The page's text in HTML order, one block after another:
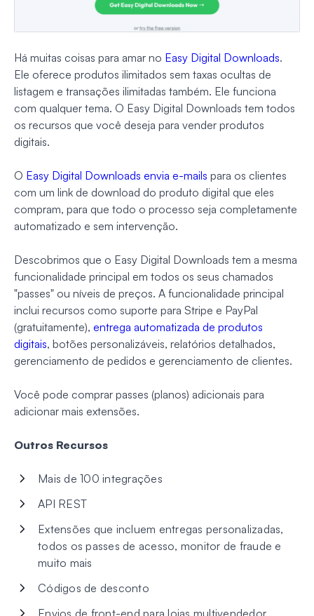
Há muitas coisas para amar no Easy Digital Downloads.
Ele oferece produtos ilimitados sem taxas ocultas de
listagem e transações ilimitadas também. Ele funciona
com qualquer tema. O Easy Digital Downloads tem todos
os recursos que você deseja para vender produtos
digitais.
O Easy Digital Downloads envia e-mails para os clientes
com um link de download do produto digital que eles
compram, para que todo o processo seja completamente
automatizado e sem intervenção.
Descobrimos que o Easy Digital Downloads tem a mesma
funcionalidade principal em todos os seus chamados
"passes" ou níveis de preços. A funcionalidade principal
inclui recursos como suporte para Stripe e PayPal
(gratuitamente), entrega automatizada de produtos
digitais, botões personalizáveis, relatórios detalhados,
gerenciamento de pedidos e gerenciamento de clientes.
Você pode comprar passes (planos) adicionais para
adicionar mais extensões.
Outros Recursos
Mais de 100 integrações
API REST
Extensões que incluem entregas personalizadas,
todos os passes de acesso, monitor de fraude e
muito mais
Códigos de desconto
Envios de front-end para lojas multivendedor